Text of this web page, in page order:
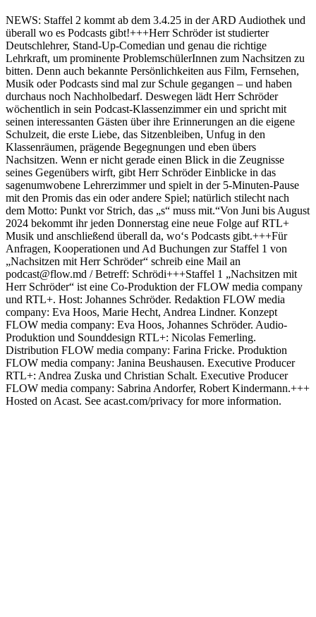
NEWS: Staffel 2 kommt ab dem 3.4.25 in der ARD Audiothek und
überall wo es Podcasts gibt!+++Herr Schröder ist studierter
Deutschlehrer, Stand-Up-Comedian und genau die richtige
Lehrkraft, um prominente ProblemschülerInnen zum Nachsitzen zu
bitten. Denn auch bekannte Persönlichkeiten aus Film, Fernsehen,
Musik oder Podcasts sind mal zur Schule gegangen – und haben
durchaus noch Nachholbedarf. Deswegen lädt Herr Schröder
wöchentlich in sein Podcast-Klassenzimmer ein und spricht mit
seinen interessanten Gästen über ihre Erinnerungen an die eigene
Schulzeit, die erste Liebe, das Sitzenbleiben, Unfug in den
Klassenräumen, prägende Begegnungen und eben übers
Nachsitzen. Wenn er nicht gerade einen Blick in die Zeugnisse
seines Gegenübers wirft, gibt Herr Schröder Einblicke in das
sagenumwobene Lehrerzimmer und spielt in der 5-Minuten-Pause
mit den Promis das ein oder andere Spiel; natürlich stilecht nach
dem Motto: Punkt vor Strich, das „s“ muss mit.“Von Juni bis August
2024 bekommt ihr jeden Donnerstag eine neue Folge auf RTL+
Musik und anschließend überall da, wo‘s Podcasts gibt.+++Für
Anfragen, Kooperationen und Ad Buchungen zur Staffel 1 von
„Nachsitzen mit Herr Schröder“ schreib eine Mail an
podcast@flow.md / Betreff: Schrödi+++Staffel 1 „Nachsitzen mit
Herr Schröder“ ist eine Co-Produktion der FLOW media company
und RTL+. Host: Johannes Schröder. Redaktion FLOW media
company: Eva Hoos, Marie Hecht, Andrea Lindner. Konzept
FLOW media company: Eva Hoos, Johannes Schröder. Audio-
Produktion und Sounddesign RTL+: Nicolas Femerling.
Distribution FLOW media company: Farina Fricke. Produktion
FLOW media company: Janina Beushausen. Executive Producer
RTL+: Andrea Zuska und Christian Schalt. Executive Producer
FLOW media company: Sabrina Andorfer, Robert Kindermann.+++
Hosted on Acast. See acast.com/privacy for more information.